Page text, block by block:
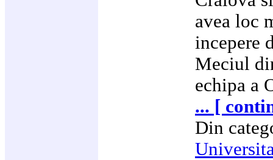
avea loc
incepere
Meciul
echipa a
... [
Din